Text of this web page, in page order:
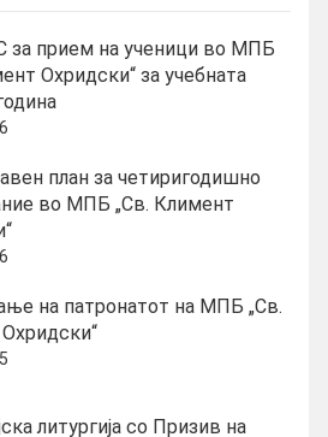
прием на ученици во МПБ
Охридски“ за учебната
план за четиригодишно
во МПБ „Св. Климент
на патронатот на МПБ „Св.
литургија со Призив на